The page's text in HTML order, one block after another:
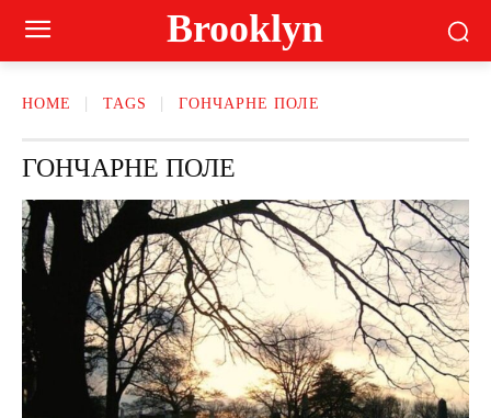
Brooklyn
HOME TAGS ГОНЧАРНЕ ПОЛЕ
ГОНЧАРНЕ ПОЛЕ